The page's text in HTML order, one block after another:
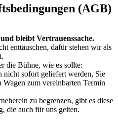
(AGB)
bleibt Vertrauenssache.
enttäuschen, dafür stehen wir als
die Bühne, wie es sollte:
nicht sofort geliefert werden, Sie
zum vereinbarten Termin
zu begrenzen, gibt es diese
die auch für uns gelten.